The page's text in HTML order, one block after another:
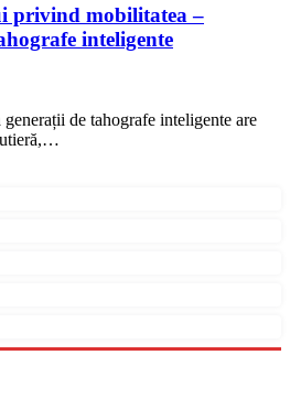
privind mobilitatea –
inteligente
de tahografe inteligente are